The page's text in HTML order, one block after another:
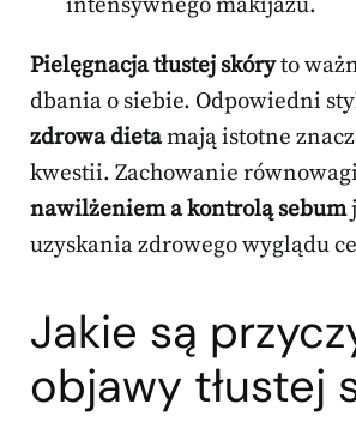
intensywnego makijażu.
Pielęgnacja tłustej skóryto
dbania o siebie. Odpowiedni
zdrowa dietamają istotne
kwestii. Zachowanie
nawilżeniem a kontrolą sebum
uzyskania zdrowego wyglądu
Jakie są
objawy tłustej